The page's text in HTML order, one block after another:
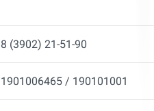
8 (3902) 21-51-90
1901006465 / 190101001